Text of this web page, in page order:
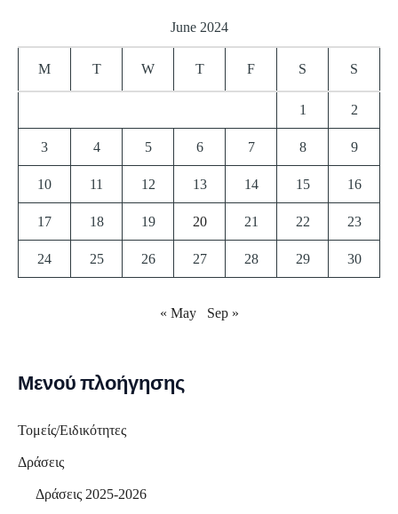
June 2024
M T W T F S S
1 2
3 4 5 6 7 8 9
10 11 12 13 14 15 16
17 18 19 20 21 22 23
24 25 26 27 28 29 30
« May Sep »
Μενού πλοήγησης
Τομείς/Ειδικότητες
Δράσεις
Δράσεις 2025-2026